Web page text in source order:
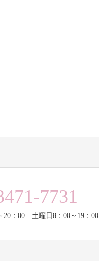
7731
：00 土曜日8：00～19：00